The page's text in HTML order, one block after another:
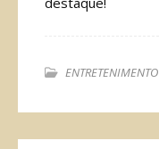
ENTRETENIMENTO